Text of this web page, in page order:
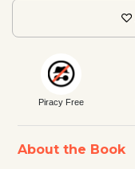
Piracy Free
About the Book